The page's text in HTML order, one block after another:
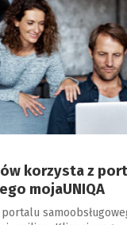
korzysta z
mojaUNIQA